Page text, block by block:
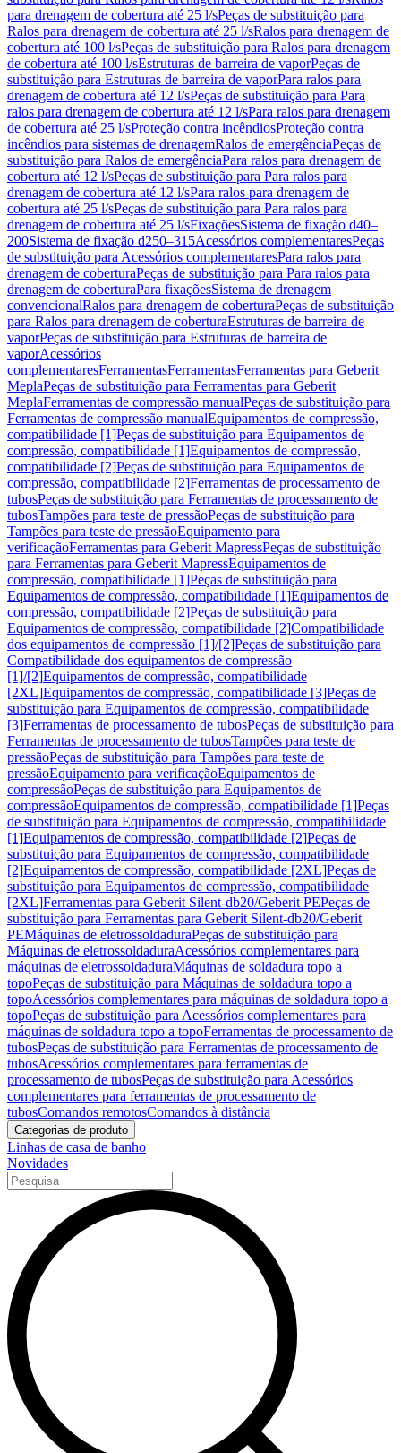
para drenagem de cobertura até 25 l/sPeças de substituição para
Ralos para drenagem de cobertura até 25 l/sRalos para drenagem de
cobertura até 100 l/sPeças de substituição para Ralos para drenagem
de cobertura até 100 l/sEstruturas de barreira de vaporPeças de
substituição para Estruturas de barreira de vaporPara ralos para
drenagem de cobertura até 12 l/sPeças de substituição para Para
ralos para drenagem de cobertura até 12 l/sPara ralos para drenagem
de cobertura até 25 l/sProteção contra incêndiosProteção contra
incêndios para sistemas de drenagemRalos de emergênciaPeças de
substituição para Ralos de emergênciaPara ralos para drenagem de
cobertura até 12 l/sPeças de substituição para Para ralos para
drenagem de cobertura até 12 l/sPara ralos para drenagem de
cobertura até 25 l/sPeças de substituição para Para ralos para
drenagem de cobertura até 25 l/sFixaçõesSistema de fixação d40–
200Sistema de fixação d250–315Acessórios complementaresPeças
de substituição para Acessórios complementaresPara ralos para
drenagem de coberturaPeças de substituição para Para ralos para
drenagem de coberturaPara fixaçõesSistema de drenagem
convencionalRalos para drenagem de coberturaPeças de substituição
para Ralos para drenagem de coberturaEstruturas de barreira de
vaporPeças de substituição para Estruturas de barreira de
vaporAcessórios
complementaresFerramentasFerramentasFerramentas para Geberit
MeplaPeças de substituição para Ferramentas para Geberit
MeplaFerramentas de compressão manualPeças de substituição para
Ferramentas de compressão manualEquipamentos de compressão,
compatibilidade [1]Peças de substituição para Equipamentos de
compressão, compatibilidade [1]Equipamentos de compressão,
compatibilidade [2]Peças de substituição para Equipamentos de
compressão, compatibilidade [2]Ferramentas de processamento de
tubosPeças de substituição para Ferramentas de processamento de
tubosTampões para teste de pressãoPeças de substituição para
Tampões para teste de pressãoEquipamento para
verificaçãoFerramentas para Geberit MapressPeças de substituição
para Ferramentas para Geberit MapressEquipamentos de
compressão, compatibilidade [1]Peças de substituição para
Equipamentos de compressão, compatibilidade [1]Equipamentos de
compressão, compatibilidade [2]Peças de substituição para
Equipamentos de compressão, compatibilidade [2]Compatibilidade
dos equipamentos de compressão [1]/[2]Peças de substituição para
Compatibilidade dos equipamentos de compressão
[1]/[2]Equipamentos de compressão, compatibilidade
[2XL]Equipamentos de compressão, compatibilidade [3]Peças de
substituição para Equipamentos de compressão, compatibilidade
[3]Ferramentas de processamento de tubosPeças de substituição para
Ferramentas de processamento de tubosTampões para teste de
pressãoPeças de substituição para Tampões para teste de
pressãoEquipamento para verificaçãoEquipamentos de
compressãoPeças de substituição para Equipamentos de
compressãoEquipamentos de compressão, compatibilidade [1]Peças
de substituição para Equipamentos de compressão, compatibilidade
[1]Equipamentos de compressão, compatibilidade [2]Peças de
substituição para Equipamentos de compressão, compatibilidade
[2]Equipamentos de compressão, compatibilidade [2XL]Peças de
substituição para Equipamentos de compressão, compatibilidade
[2XL]Ferramentas para Geberit Silent-db20/Geberit PEPeças de
substituição para Ferramentas para Geberit Silent-db20/Geberit
PEMáquinas de eletrossoldaduraPeças de substituição para
Máquinas de eletrossoldaduraAcessórios complementares para
máquinas de eletrossoldaduraMáquinas de soldadura topo a
topoPeças de substituição para Máquinas de soldadura topo a
topoAcessórios complementares para máquinas de soldadura topo a
topoPeças de substituição para Acessórios complementares para
máquinas de soldadura topo a topoFerramentas de processamento de
tubosPeças de substituição para Ferramentas de processamento de
tubosAcessórios complementares para ferramentas de
processamento de tubosPeças de substituição para Acessórios
complementares para ferramentas de processamento de
tubosComandos remotosComandos à distância
Categorias de produto
Linhas de casa de banho
Novidades